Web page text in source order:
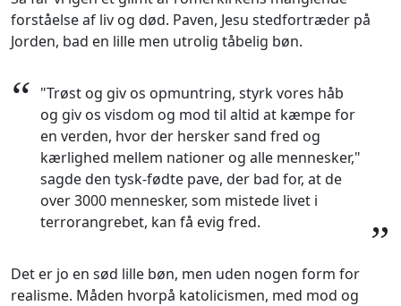
forståelse af liv og død. Paven, Jesu stedfortræder på
Jorden, bad en lille men utrolig tåbelig bøn.
“ "Trøst og giv os opmuntring, styrk vores håb
og giv os visdom og mod til altid at kæmpe for
en verden, hvor der hersker sand fred og
kærlighed mellem nationer og alle mennesker,"
sagde den tysk-fødte pave, der bad for, at de
over 3000 mennesker, som mistede livet i
terrorangrebet, kan få evig fred.
”
Det er jo en sød lille bøn, men uden nogen form for
realisme. Måden hvorpå katolicismen, med mod og